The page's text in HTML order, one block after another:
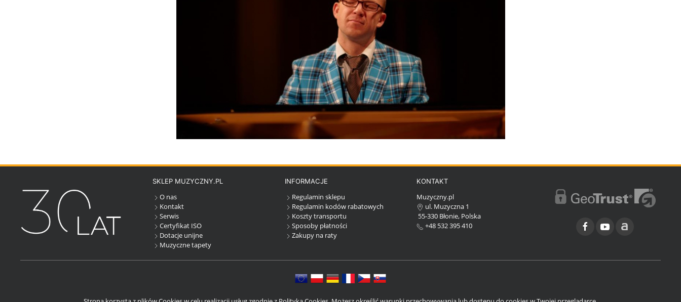
SKLEP MUZYCZNY.PL
O nas
Kontakt
Serwis
Certyfikat ISO
Dotacje unijne
Muzyczne tapety
INFORMACJE
Regulamin sklepu
Regulamin kodów rabatowych
Koszty transportu
Sposoby płatności
Zakupy na raty
KONTAKT
Muzyczny.pl
ul. Muzyczna 1
55-330 Błonie, Polska
+48 532 395 410